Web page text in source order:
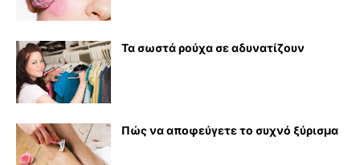
Τα σωστά ρούχα σε αδυνατίζουν
Πώς να αποφεύγετε το συχνό ξύρισμα